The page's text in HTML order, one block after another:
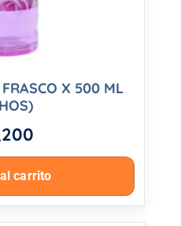
X 500 ML
carrito